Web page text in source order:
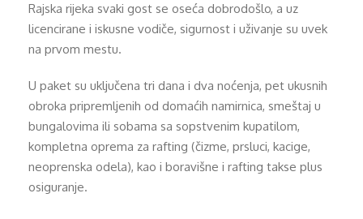
Rajska rijeka svaki gost se oseća dobrodošlo, a uz
licencirane i iskusne vodiče, sigurnost i uživanje su uvek
na prvom mestu.
U paket su uključena tri dana i dva noćenja, pet ukusnih
obroka pripremljenih od domaćih namirnica, smeštaj u
bungalovima ili sobama sa sopstvenim kupatilom,
kompletna oprema za rafting (čizme, prsluci, kacige,
neoprenska odela), kao i boravišne i rafting takse plus
osiguranje.